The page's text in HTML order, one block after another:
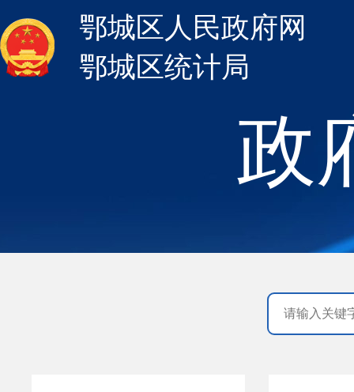
政
鄂城区人民政府网
鄂城区统计局